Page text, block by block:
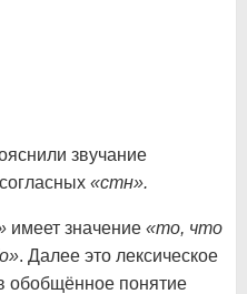
звучание
«стн».
имеет значение «то, что
. Далее это лексическое
обобщённое понятие